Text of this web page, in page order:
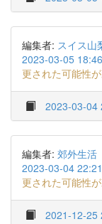
編集者: スイス山
2023-03-05
更された可能性が
2023-03-04
編集者: 郊外生活
2023-03-04
更された可能性が
2021-12-25